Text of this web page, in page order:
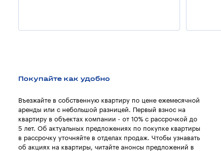
Покупайте как удобно
Въезжайте в собственную квартиру по цене ежемесячной
аренды или с небольшой разницей. Первый взнос на
квартиру в объектах компании - от 10% с рассрочкой до
5 лет. Об актуальных предложениях по покупке квартиры
в рассрочку уточняйте в отделах продаж. Чтобы узнавать
об акциях на квартиры, читайте анонсы предложений в